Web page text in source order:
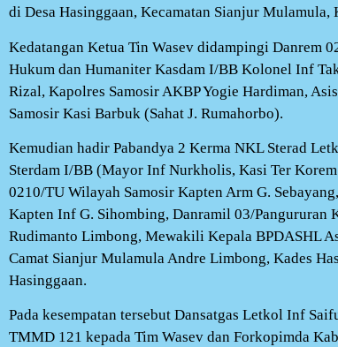
di Desa Hasinggaan, Kecamatan Sianjur Mulamula,
Kedatangan Ketua Tin Wasev didampingi Danrem
Hukum dan Humaniter Kasdam I/BB Kolonel Inf
Rizal, Kapolres Samosir AKBP Yogie Hardiman,
Samosir Kasi Barbuk (Sahat J. Rumahorbo).
Kemudian hadir Pabandya 2 Kerma NKL Sterad
Sterdam I/BB (Mayor Inf Nurkholis, Kasi Ter
0210/TU Wilayah Samosir Kapten Arm G.
Kapten Inf G. Sihombing, Danramil 03/Pangururan
Rudimanto Limbong, Mewakili Kepala BPDASHL
Camat Sianjur Mulamula Andre Limbong, Kades
Hasinggaan.
Pada kesempatan tersebut Dansatgas Letkol Inf
TMMD 121 kepada Tim Wasev dan Forkopimda